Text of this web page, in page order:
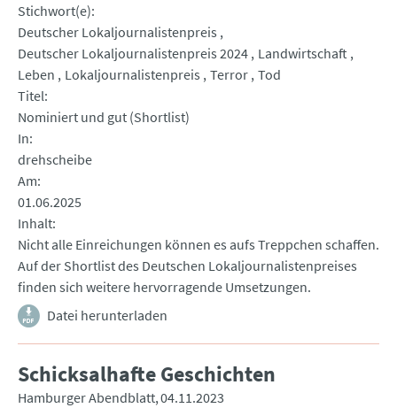
Stichwort(e)
Deutscher Lokaljournalistenpreis
Deutscher Lokaljournalistenpreis 2024 Landwirtschaft
Leben
Lokaljournalistenpreis Terror Tod
Titel
Nominiert und gut (Shortlist)
In
drehscheibe
Am
01.06.2025
Inhalt
Nicht alle Einreichungen können es aufs Treppchen schaffen.
Auf der Shortlist des Deutschen Lokaljournalistenpreises
finden sich weitere hervorragende Umsetzungen.
Datei herunterladen
Schicksalhafte Geschichten
Hamburger Abendblatt 04.11.2023